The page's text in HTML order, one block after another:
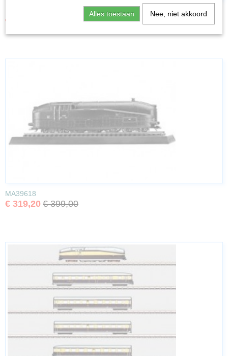
€ 263,20
MA39618
€ 319,20 € 399,00
Alles toestaan Nee, niet akkoord